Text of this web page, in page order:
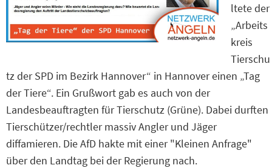
ltete der
„Arbeits
kreis
Tierschu
tz der SPD im Bezirk Hannover“ in Hannover einen „Tag
der Tiere“. Ein Grußwort gab es auch von der
Landesbeauftragten für Tierschutz (Grüne). Dabei durften
Tierschützer/rechtler massiv Angler und Jäger
diffamieren. Die AfD hakte mit einer "Kleinen Anfrage"
über den Landtag bei der Regierung nach.